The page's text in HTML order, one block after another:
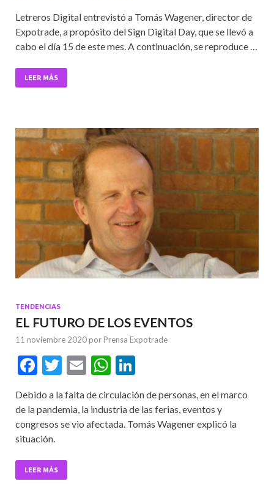
e
b
o
o
itt
er
ai
l
at
s
ke
dI
Letreros Digital entrevistó a Tomás Wagener, director de
Expotrade, a propósito del Sign Digital Day, que se llevó a
cabo el día 15 de este mes. A continuación, se reproduce …
LEER MÁS
TENDENCIAS
EL FUTURO DE LOS EVENTOS
11 noviembre 2020 por Prensa Expotrade
F
e
b
o
o
T
itt
er
E
ai
l
W
at
s
ke
dI
Debido a la falta de circulación de personas, en el marco
de la pandemia, la industria de las ferias, eventos y
congresos se vio afectada. Tomás Wagener explicó la
situación.
LEER MÁS